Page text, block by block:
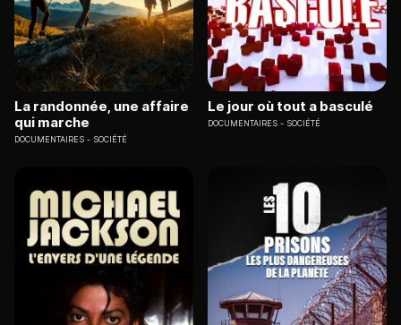
La randonnée, une affaire
qui marche
DOCUMENTAIRES SOCIÉTÉ
Le jour où tout a basculé
DOCUMENTAIRES SOCIÉTÉ